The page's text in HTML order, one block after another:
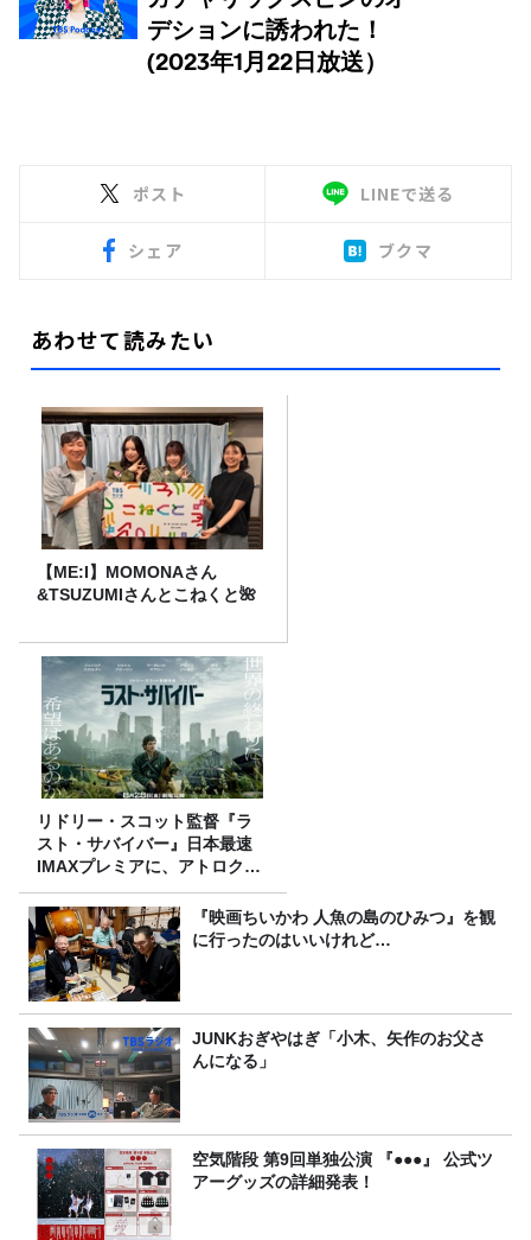
ポスト LINEで送る
シェア ブクマ
あわせて読みたい
【ME:I】MOMONAさん
&TSUZUMIさんとこねくと🌺
リドリー・スコット監督『ラ
スト・サバイバー』日本最速
IMAXプレミアに、アトロクリ
スナー60名をご招待！
『映画ちいかわ 人魚の島のひみつ』を観
に行ったのはいいけれど…
JUNKおぎやはぎ「小木、矢作のお父さ
んになる」
空気階段 第9回単独公演 『●●●』 公式ツ
アーグッズの詳細発表！